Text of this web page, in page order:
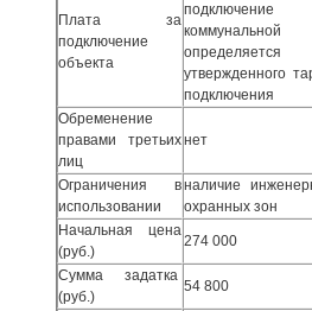
Плата за
подключение
объекта
коммунальной
утвержденного
подключения
Обременение
правами третьих
лиц
нет
Ограничения в
использовании
наличие
охранных зон
Начальная цена
(руб.)
274 000
Сумма задатка
(руб.)
54 800